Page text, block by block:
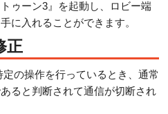
ゥーン3』を起動し、ロビー端
に入れることができます。
正
の操作を行っているとき、通常
ると判断されて通信が切断され